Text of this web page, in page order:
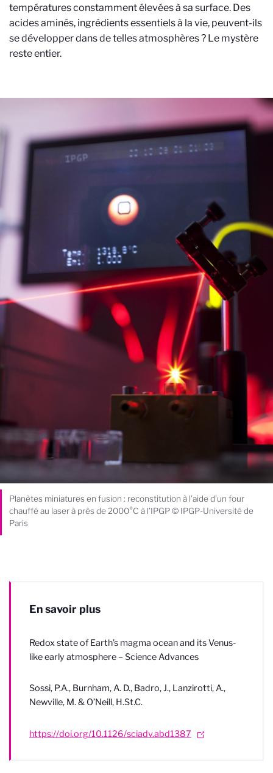
températures constamment élevées à sa surface. Des
acides aminés, ingrédients essentiels à la vie, peuvent-ils
se développer dans de telles atmosphères ? Le mystère
reste entier.
Planètes miniatures en fusion : reconstitution à l’aide d’un four
chauffé au laser à près de 2000°C à l’IPGP © IPGP-Université de
Paris
En savoir plus
Redox state of Earth’s magma ocean and its Venus-
like early atmosphere – Science Advances
Sossi, P.A., Burnham, A. D., Badro, J., Lanzirotti, A.,
Newville, M. & O’Neill, H.St.C.
https://doi.org/10.1126/sciadv.abd1387